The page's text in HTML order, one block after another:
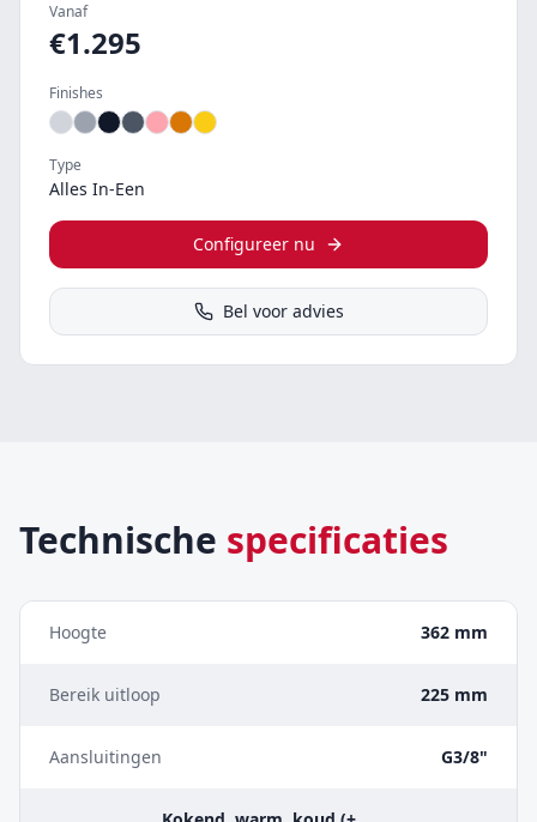
Vanaf
€1.295
Finishes
Type
Alles In-Een
Configureer nu
Bel voor advies
Technische specificaties
Hoogte 362 mm
Bereik uitloop 225 mm
Aansluitingen G3/8"